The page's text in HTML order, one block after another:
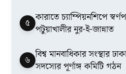
৫ কারাতে চ্যাম্পিয়নশিপে
পটুয়াখালীর নুর-ই-জান্নাত
৬ বিশ্ব মানবাধিকার সংস্থার
সদস্যের পূর্ণাঙ্গ কমিটি গঠন